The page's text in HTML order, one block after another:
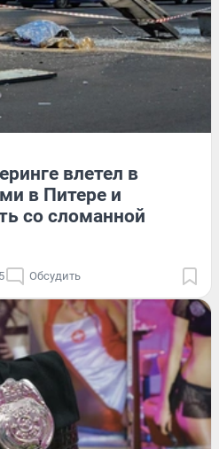
влетел в
в Питере и
со сломанной
Обсудить